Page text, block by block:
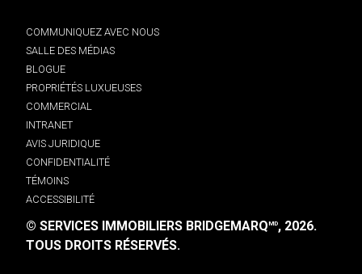
COMMUNIQUEZ AVEC NOUS
SALLE DES MÉDIAS
BLOGUE
PROPRIÉTÉS LUXUEUSES
COMMERCIAL
INTRANET
AVIS JURIDIQUE
CONFIDENTIALITÉ
TÉMOINS
ACCESSIBILITÉ
© SERVICES IMMOBILIERS BRIDGEMARQMD, 2026.
TOUS DROITS RÉSERVÉS.